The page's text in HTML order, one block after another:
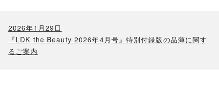
2026年1月29日
『LDK the Beauty 2026年4月号』特別付録版の品薄に関す
るご案内